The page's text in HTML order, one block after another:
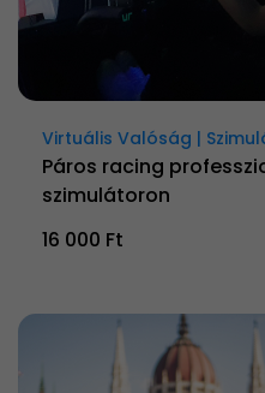
Virtuális Valóság |
Páros racing
szimulátoron
16 000 Ft